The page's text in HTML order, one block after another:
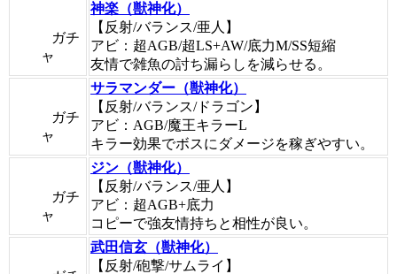
ガチ
ャ
神楽（獣神化）
【反射/バランス/亜人】
アビ：超AGB/超LS+AW/底力M/SS短縮
友情で雑魚の討ち漏らしを減らせる。
ガチ
ャ
サラマンダー（獣神化）
【反射/バランス/ドラゴン】
アビ：AGB/魔王キラーL
キラー効果でボスにダメージを稼ぎやすい。
ガチ
ャ
ジン（獣神化）
【反射/バランス/亜人】
アビ：超AGB+底力
コピーで強友情持ちと相性が良い。
武田信玄（獣神化）
【反射/砲撃/サムライ】